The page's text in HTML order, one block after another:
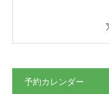
予約カレンダー